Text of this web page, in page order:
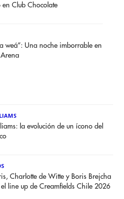
en Club Chocolate
weá”: Una noche imborrable en
la evolución de un ícono del
Charlotte de Witte y Boris Brejcha
line up de Creamfields Chile 2026